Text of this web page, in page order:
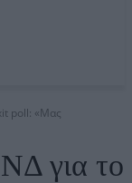
poll: «Μας
για το